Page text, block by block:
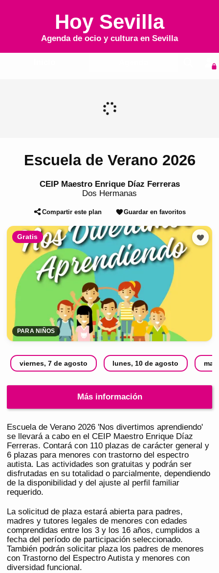
Hoy Sevilla
Agenda de ocio y cultura en Sevilla
Escuela de Verano 2026
CEIP Maestro Enrique Díaz Ferreras
Dos Hermanas
Compartir este plan Guardar en favoritos
Gratis
PARA NIÑOS
viernes, 7 de agosto lunes, 10 de agosto
Más información
Escuela de Verano 2026 'Nos divertimos aprendiendo'
se llevará a cabo en el CEIP Maestro Enrique Díaz
Ferreras. Contará con 110 plazas de carácter general y
6 plazas para menores con trastorno del espectro
autista. Las actividades son gratuitas y podrán ser
disfrutadas en su totalidad o parcialmente, dependiendo
de la disponibilidad y del ajuste al perfil familiar
requerido.
La solicitud de plaza estará abierta para padres,
madres y tutores legales de menores con edades
comprendidas entre los 3 y los 16 años, cumplidos a
fecha del período de participación seleccionado.
También podrán solicitar plaza los padres de menores
con Trastorno del Espectro Autista y menores con
diversidad funcional.